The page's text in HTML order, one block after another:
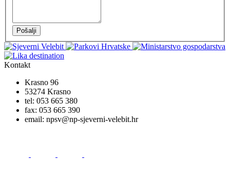
Pošalji
Kontakt
Krasno 96
53274 Krasno
tel: 053 665 380
fax: 053 665 390
email: npsv@np-sjeverni-velebit.hr